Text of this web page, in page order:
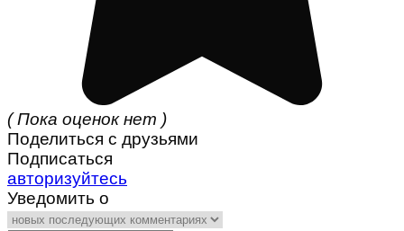
( Пока оценок нет )
Поделиться с друзьями
Подписаться
авторизуйтесь
Уведомить о